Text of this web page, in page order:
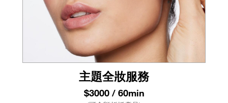
主題全妝服務
$3000 / 60min